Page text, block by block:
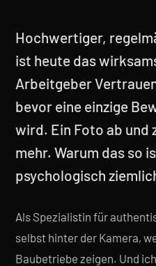
Hochwertiger,
ist heute das
Arbeitgeber
bevor eine einzige
wird. Ein Foto ab und
mehr. Warum das so
psychologisch
Als Spezialistin für
selbst hinter der Kamera,
Baubetriebe zeigen. Und